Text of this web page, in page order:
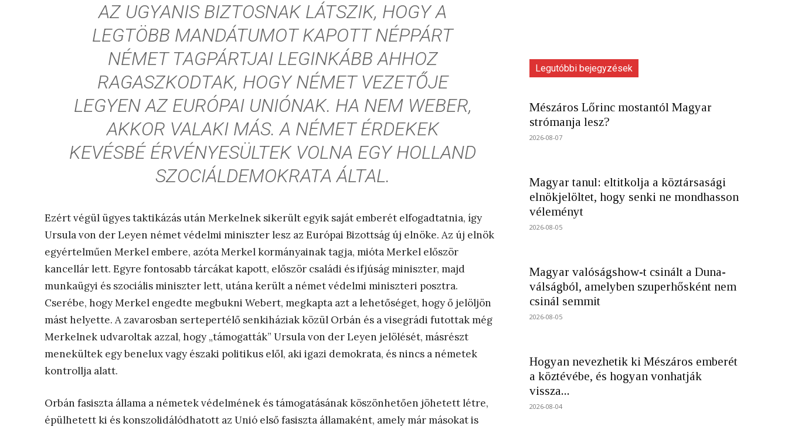
AZ UGYANIS BIZTOSNAK LÁTSZIK, HOGY A
LEGTÖBB MANDÁTUMOT KAPOTT NÉPPÁRT
NÉMET TAGPÁRTJAI LEGINKÁBB AHHOZ
RAGASZKODTAK, HOGY NÉMET VEZETŐJE
LEGYEN AZ EURÓPAI UNIÓNAK. HA NEM WEBER,
AKKOR VALAKI MÁS. A NÉMET ÉRDEKEK
KEVÉSBÉ ÉRVÉNYESÜLTEK VOLNA EGY HOLLAND
SZOCIÁLDEMOKRATA ÁLTAL.
Ezért végül ügyes taktikázás után Merkelnek sikerült egyik saját emberét elfogadtatnia, így
Ursula von der Leyen német védelmi miniszter lesz az Európai Bizottság új elnöke. Az új elnök
egyértelműen Merkel embere, azóta Merkel kormányainak tagja, mióta Merkel először
kancellár lett. Egyre fontosabb tárcákat kapott, először családi és ifjúság miniszter, majd
munkaügyi és szociális miniszter lett, utána került a német védelmi miniszteri posztra.
Cserébe, hogy Merkel engedte megbukni Webert, megkapta azt a lehetőséget, hogy ő jelöljön
mást helyette. A zavarosban sertepertélő senkiháziak közül Orbán és a visegrádi futottak még
Merkelnek udvaroltak azzal, hogy „támogatták” Ursula von der Leyen jelölését, másrészt
menekültek egy benelux vagy északi politikus elől, aki igazi demokrata, és nincs a németek
kontrollja alatt.
Orbán fasiszta állama a németek védelmének és támogatásának köszönhetően jöhetett létre,
épülhetett ki és konszolidálódhatott az Unió első fasiszta államaként, amely már másokat is
Legutóbbi bejegyzések
Mészáros Lőrinc mostantól Magyar
strómanja lesz?
2026-08-07
Magyar tanul: eltitkolja a köztársasági
elnökjelöltet, hogy senki ne mondhasson
véleményt
2026-08-05
Magyar valóságshow-t csinált a Duna-
válságból, amelyben szuperhősként nem
csinál semmit
2026-08-05
Hogyan nevezhetik ki Mészáros emberét
a köztévébe, és hogyan vonhatják
vissza...
2026-08-04